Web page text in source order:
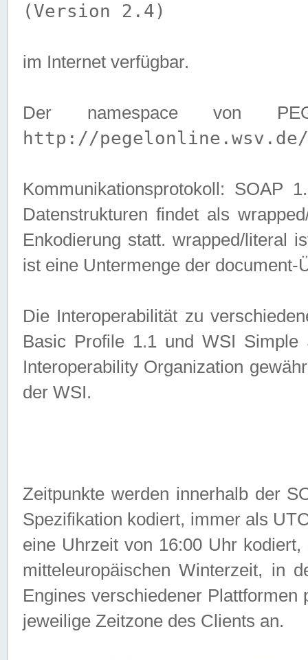
(Version 2.4)
im Internet verfügbar.
Der namespace von
http://pegelonline.wsv.de/
Kommunikationsprotokoll: SOAP
Datenstrukturen findet als
Enkodierung statt. wrapped/literal
ist eine Untermenge der
Die Interoperabilität zu
Basic Profile 1.1 und WSI
Interoperability Organization
der WSI.
Zeitpunkte werden innerhalb der
Spezifikation kodiert, immer als
eine Uhrzeit von 16:00 Uhr
mitteleuropäischen Winterzeit, in
Engines verschiedener
jeweilige Zeitzone des Clients an.